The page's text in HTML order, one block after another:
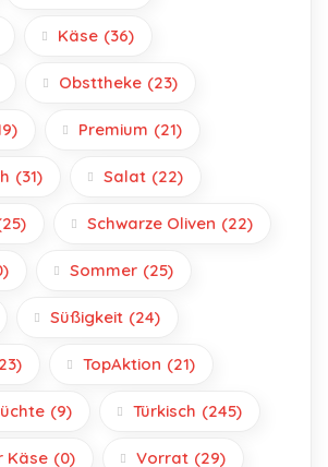
Käse (36)
Obsttheke (23)
Premium (21)
(31) Salat (22)
Schwarze Oliven (22)
Sommer (25)
Süßigkeit (24)
TopAktion (21)
(9) Türkisch (245)
Käse (0) Vorrat (29)